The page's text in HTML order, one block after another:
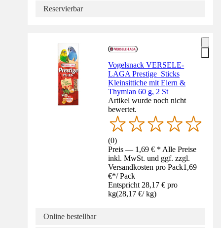
Reservierbar
Vogelsnack VERSELE-
LAGA Prestige Sticks
Kleinsittiche mit Eiern &
Thymian 60 g, 2 St
Artikel wurde noch nicht
bewertet.
(0)
Preis — 1,69 € * Alle Preise
inkl. MwSt. und ggf. zzgl.
Versandkosten pro Pack1,69
€*/ Pack
Entspricht 28,17 € pro
kg(28,17 €/ kg)
Online bestellbar